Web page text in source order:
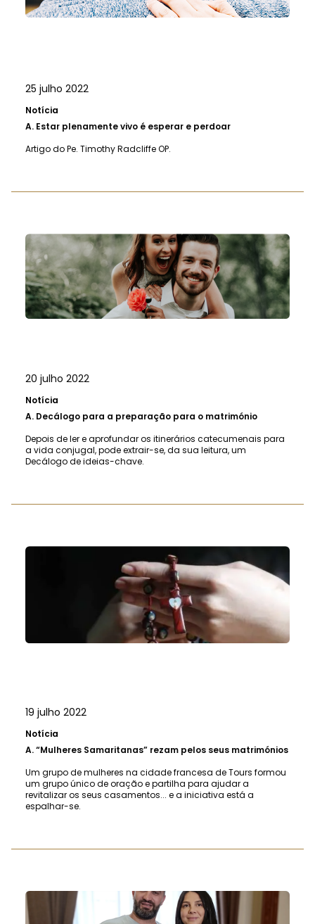
25 julho 2022
Notícia
A. Estar plenamente vivo é esperar e perdoar
Artigo do Pe. Timothy Radcliffe OP.
20 julho 2022
Notícia
A. Decálogo para a preparação para o matrimónio
Depois de ler e aprofundar os itinerários catecumenais para
a vida conjugal, pode extrair-se, da sua leitura, um
Decálogo de ideias-chave.
19 julho 2022
Notícia
A.“Mulheres Samaritanas” rezam pelos seus matrimónios
Um grupo de mulheres na cidade francesa de Tours formou
um grupo único de oração e partilha para ajudar a
revitalizar os seus casamentos... e a iniciativa está a
espalhar-se.